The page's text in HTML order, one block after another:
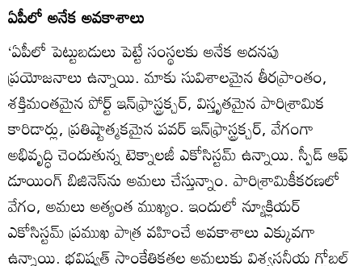
ఏపీలో అనేక అవకాశాలు
‘ఏపీలో పెట్టుబడులు పెట్టే సంస్థలకు అనేక అదనపు
ప్రయోజనాలు ఉన్నాయి. మాకు సువిశాలమైన తీరప్రాంతం,
శక్తిమంతమైన పోర్ట్‌ ఇన్‌ఫ్రాస్ట్రక్చర్‌, విస్తృతమైన పారిశ్రామిక
కారిడార్లు, ప్రతిష్టాత్మకమైన పవర్‌ ఇన్‌ఫ్రాస్ట్రక్చర్‌, వేగంగా
అభివృద్ధి చెందుతున్న టెక్నాలజీ ఎకోసిస్టమ్‌ ఉన్నాయి. స్పీడ్‌ ఆఫ్‌
డూయింగ్‌ బిజినెస్‌ను అమలు చేస్తున్నాం. పారిశ్రామికీకరణలో
వేగం, అమలు అత్యంత ముఖ్యం. ఇందులో న్యూక్లియర్‌
ఎకోసిస్టమ్‌ ప్రముఖ పాత్ర వహించే అవకాశాలు ఎక్కువగా
ఉన్నాయి. భవిష్యత్‌ సాంకేతికతల అమలుకు విశ్వసనీయ గ్లోబల్‌